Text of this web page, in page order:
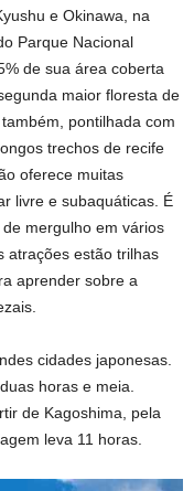
e Okinawa, na
Parque Nacional
de sua área coberta
maior floresta de
pontilhada com
trechos de recife
oferece muitas
livre e subaquáticas. É
mergulho em vários
atrações estão trilhas
aprender sobre a
cidades japonesas.
horas e meia.
de Kagoshima, pela
leva 11 horas.